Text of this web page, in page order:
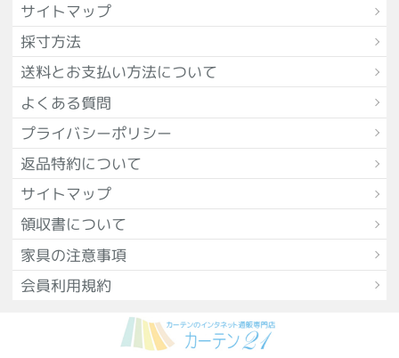
サイトマップ
採寸方法
送料とお支払い方法について
よくある質問
プライバシーポリシー
返品特約について
サイトマップ
領収書について
家具の注意事項
会員利用規約